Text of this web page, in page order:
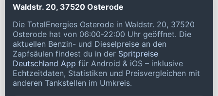
Waldstr. 20, 37520 Osterode
Die TotalEnergies Osterode in Waldstr. 20, 37520
Osterode hat von 06:00-22:00 Uhr geöffnet. Die
aktuellen Benzin- und Dieselpreise an den
Zapfsäulen findest du in der Spritpreise
Deutschland App für Android & iOS – inklusive
Echtzeitdaten, Statistiken und Preisvergleichen mit
anderen Tankstellen im Umkreis.